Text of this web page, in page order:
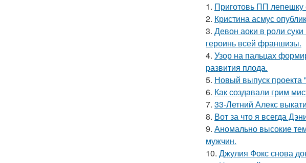
1. Приготовь ПП лепешку
2. Кристина асмус
3. Девон аоки в роли
героинь всей франшизы.
4. Узор на пальцах
развития плода.
5. Новый выпуск
6. Как создавали грим
7. 33-Летний Алекс
8. Вот за что я всегда
9. Аномально высокие
мужчин.
10. Джулия Фокс снова